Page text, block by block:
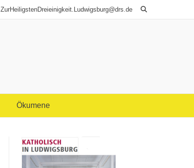
ZurHeiligstenDreieinigkeit.Ludwigsburg@drs.de
Ökumene